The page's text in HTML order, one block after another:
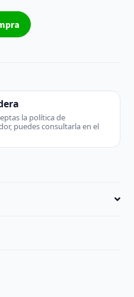
la política de
puedes consultarla en el